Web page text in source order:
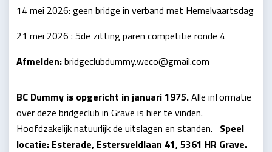
14 mei 2026: geen bridge in verband met Hemelvaartsdag
21 mei 2026 : 5de zitting paren competitie ronde 4
Afmelden:bridgeclubdummy.weco@gmail.com
BC Dummy is opgericht in januari 1975.Alle informatie
over deze bridgeclub in Grave is hier te vinden.
Hoofdzakelijk natuurlijk de uitslagen en standen. Speel
locatie: Esterade, Estersveldlaan 41, 5361 HR Grave.